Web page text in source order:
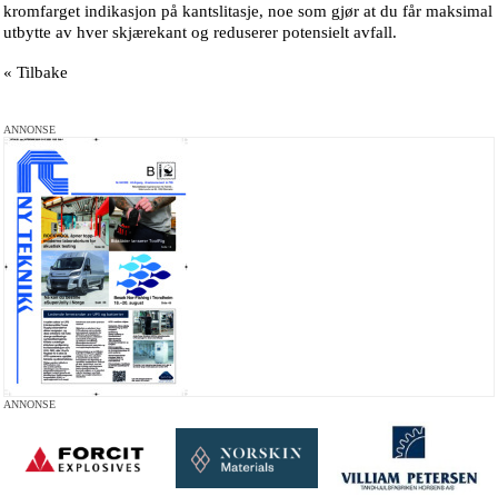
kromfarget indikasjon på kantslitasje, noe som gjør at du får maksimal
utbytte av hver skjærekant og reduserer potensielt avfall.
« Tilbake
ANNONSE
ANNONSE